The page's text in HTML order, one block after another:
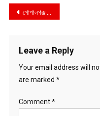
Post
গোপালগঞ্জ আঞ্চলিক পাসপোর্ট অফিসের কর্মকর্তা ও দালাল সিন্ডিকেটের বিরুদ্ধে পাসপোর্টের অতিরিক্ত অর্থ আদায়ের অভিযোগ
Leave a Reply
Your email address will
are marked *
Comment*